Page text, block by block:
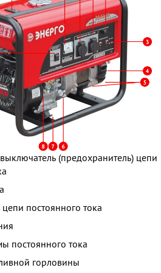
(предохранитель) цепи
постоянного тока
постоянного тока
горловины